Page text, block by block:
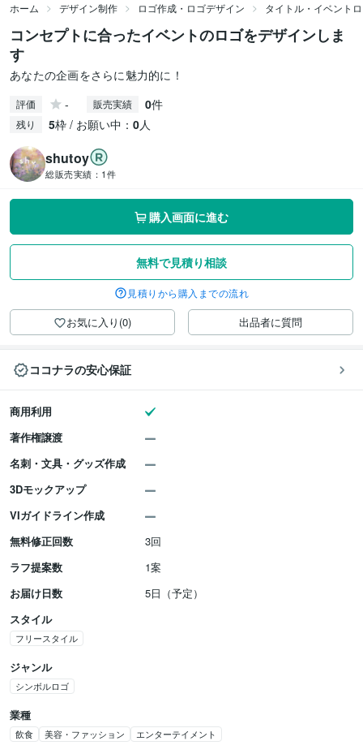
ホーム デザイン制作 ロゴ作成・ロゴデザイン タイトル・イベント
コンセプトに合ったイベントのロゴをデザインしま
す
あなたの企画をさらに魅力的に！
評価 - 販売実績 0件
残り 5枠 / お願い中： 0人
shutoy
総販売実績： 1件
購入画面に進む
無料で見積り相談
見積りから購入までの流れ
お気に入り(0) 出品者に質問
ココナラの安心保証
商用利用
著作権譲渡
名刺・文具・グッズ作成
3Dモックアップ
VIガイドライン作成
無料修正回数
3回
ラフ提案数
1案
お届け日数
5日（予定）
スタイル
フリースタイル
ジャンル
シンボルロゴ
業種
飲食 美容・ファッション エンターテイメント